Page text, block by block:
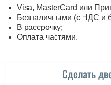
Visa, MasterСard или
Безналичными (с НДС и
В рассрочку;
Оплата частями.
Сделать